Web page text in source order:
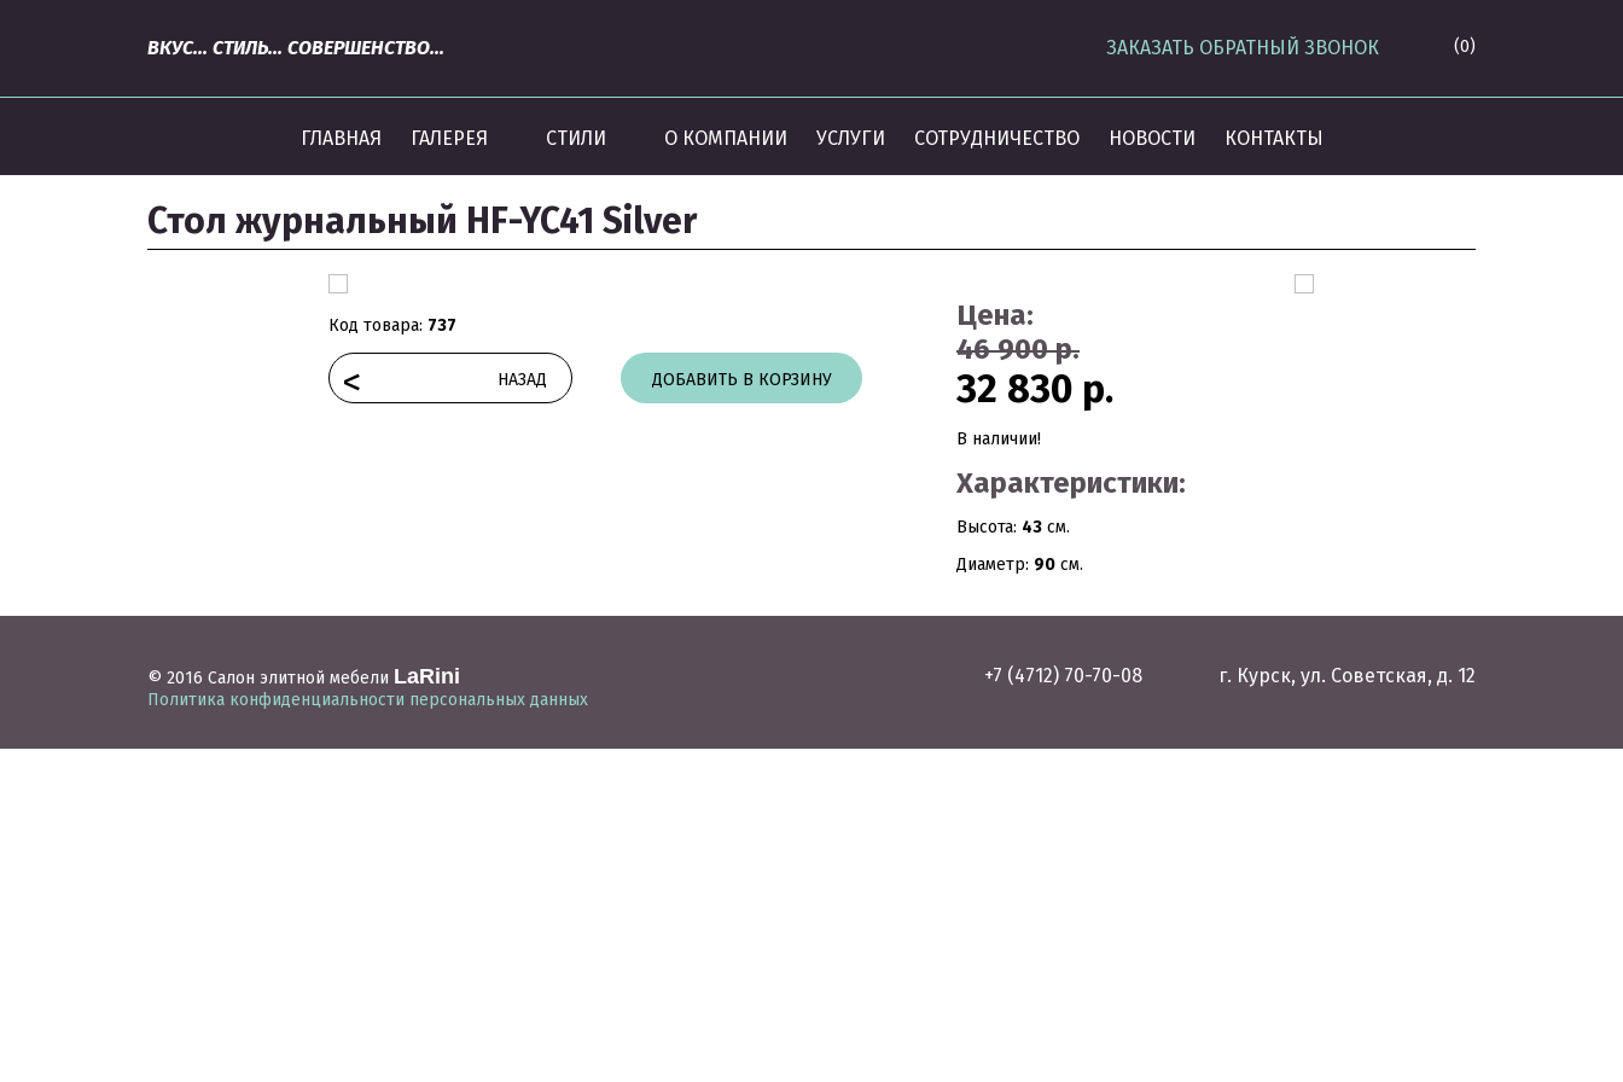
ВКУС... СТИЛЬ... СОВЕРШЕНСТВО...
ГЛАВНАЯ ГАЛЕРЕЯ СТИЛИ О КОМПАНИИ УСЛУГИ СОТРУДНИЧЕСТВО НОВОСТИ КОНТАКТЫ
ЗАКАЗАТЬ ОБРАТНЫЙ ЗВОНОК (0)
Стол журнальный HF-YC41 Silver
Код товара: 737
< НАЗАД ДОБАВИТЬ В КОРЗИНУ
Цена:
46 900 р.
32 830 р.
В наличии!
Характеристики:
Высота: 43 см.
Диаметр: 90 см.
© 2016 Салон элитной мебели LaRini
Политика конфиденциальности персональных данных
+7 (4712) 70-70-08 г. Курск, ул. Советская, д. 12